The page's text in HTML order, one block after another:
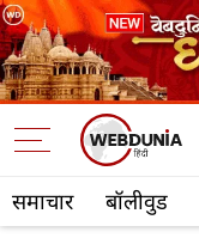
समाचार बॉलीवुड